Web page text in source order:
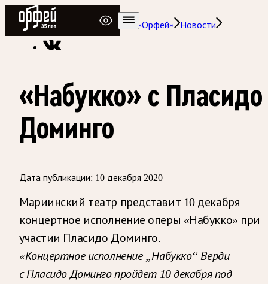
Радио Орфей
Радио классической музыки «Орфей»
Новости
«Набукко» с Пласидо
Доминго
Дата публикации: 10 декабря 2020
Мариинский театр представит 10 декабря
концертное исполнение оперы «Набукко» при
участии Пласидо Доминго.
«Концертное исполнение „Набукко“ Верди
с Пласидо Доминго пройдет 10 декабря под